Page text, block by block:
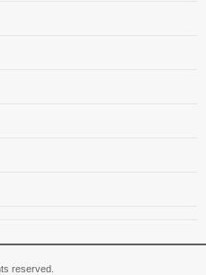
reserved.